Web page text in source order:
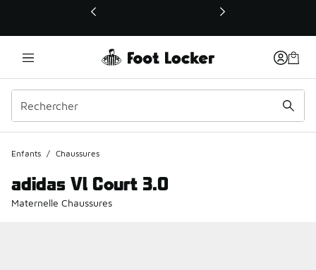
Ce lien ouvrira une nouvelle fenêtre
Enfants / Chaussures
adidas Vl Court 3.0
Maternelle Chaussures